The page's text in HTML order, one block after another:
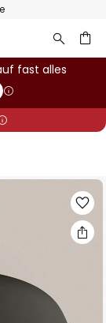
fast alles